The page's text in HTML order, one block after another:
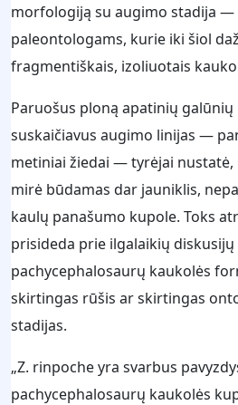
morfologiją su augimo stadija —
paleontologams, kurie iki šiol
fragmentiškais, izoliuotais
Paruošus ploną apatinių
suskaičiavus augimo linijas —
metiniai žiedai — tyrėjai nustatė,
mirė būdamas dar jauniklis,
kaulų panašumo kupole. Toks
prisideda prie ilgalaikių
pachycephalosaurų kaukolės
skirtingas rūšis ar skirtingas
stadijas.
„Z. rinpoche yra svarbus
pachycephalosaurų kaukolės